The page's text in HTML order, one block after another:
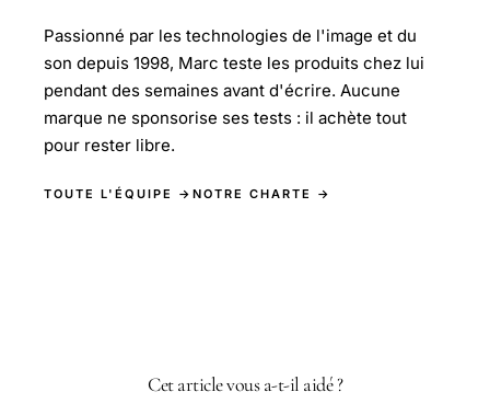
Passionné par les technologies de l'image et du
son depuis 1998, Marc teste les produits chez lui
pendant des semaines avant d'écrire. Aucune
marque ne sponsorise ses tests : il achète tout
pour rester libre.
TOUTE L'ÉQUIPE → NOTRE CHARTE →
Cet article vous a-t-il aidé ?